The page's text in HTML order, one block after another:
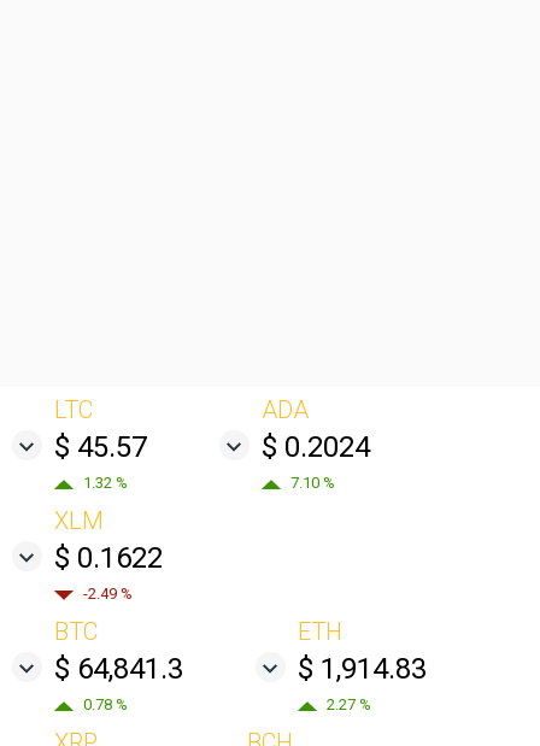
LTC
$ 45.57
1.32 %
ADA
$ 0.2024
7.10 %
XLM
$ 0.1622
-2.49 %
BTC
$ 64,841.3
0.78 %
ETH
$ 1,914.83
2.27 %